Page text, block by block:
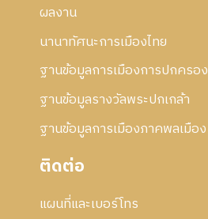
ผลงาน
นานาทัศนะการเมืองไทย
ฐานข้อมูลการเมืองการปกครอง
ฐานข้อมูลรางวัลพระปกเกล้า
ฐานข้อมูลการเมืองภาคพลเมือง
ติดต่อ
แผนที่และเบอร์โทร